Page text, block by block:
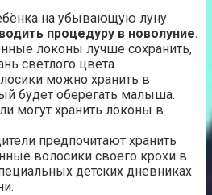
на убывающую луну.
процедуру в новолуние.
локоны лучше сохранить,
светлого цвета.
можно хранить в
будет оберегать малыша.
могут хранить локоны в
предпочитают хранить
волосики своего крохи в
детских дневниках